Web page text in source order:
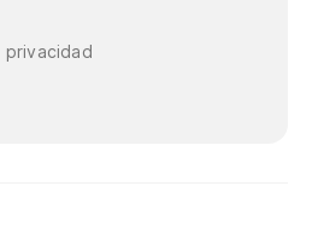
privacidad